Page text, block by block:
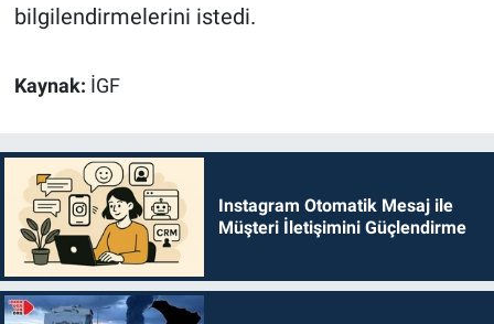
bilgilendirmelerini istedi.
Kaynak: İGF
Instagram Otomatik Mesaj ile
Müşteri İletişimini Güçlendirme